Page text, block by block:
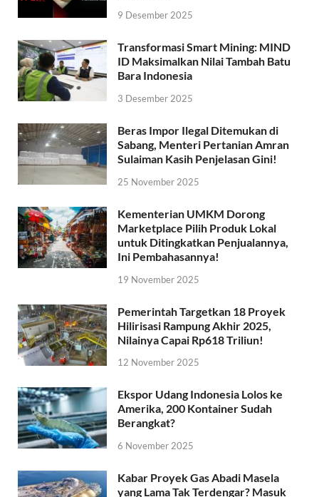
9 Desember 2025
Transformasi Smart Mining: MIND
ID Maksimalkan Nilai Tambah Batu
Bara Indonesia
3 Desember 2025
Beras Impor Ilegal Ditemukan di
Sabang, Menteri Pertanian Amran
Sulaiman Kasih Penjelasan Gini!
25 November 2025
Kementerian UMKM Dorong
Marketplace Pilih Produk Lokal
untuk Ditingkatkan Penjualannya,
Ini Pembahasannya!
19 November 2025
Pemerintah Targetkan 18 Proyek
Hilirisasi Rampung Akhir 2025,
Nilainya Capai Rp618 Triliun!
12 November 2025
Ekspor Udang Indonesia Lolos ke
Amerika, 200 Kontainer Sudah
Berangkat?
6 November 2025
Kabar Proyek Gas Abadi Masela
yang Lama Tak Terdengar? Masuk